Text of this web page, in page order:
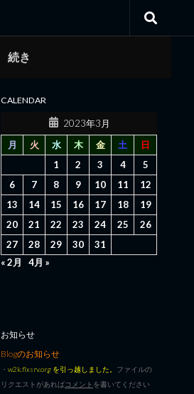
続き
CALENDAR
2023年3月
月
火 水 木 金 土
日
1
2 3 4
5
6
7 8 9 10 11
12
13
14 15 16 17 18
19
20
21 22 23 24 25
26
27
28 29 30
31
« 2月
4月 »
お知らせ
Blogのお知らせ
・ w2k.flxsrv.org を引っ越しました。 ファイルの
リクエストがあればコメント を書いてください